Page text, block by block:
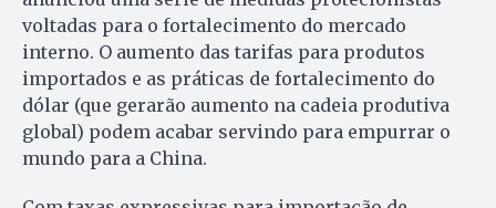
voltadas para o fortalecimento do mercado
interno. O aumento das tarifas para produtos
importados e as práticas de fortalecimento do
dólar (que gerarão aumento na cadeia produtiva
global) podem acabar servindo para empurrar o
mundo para a China.